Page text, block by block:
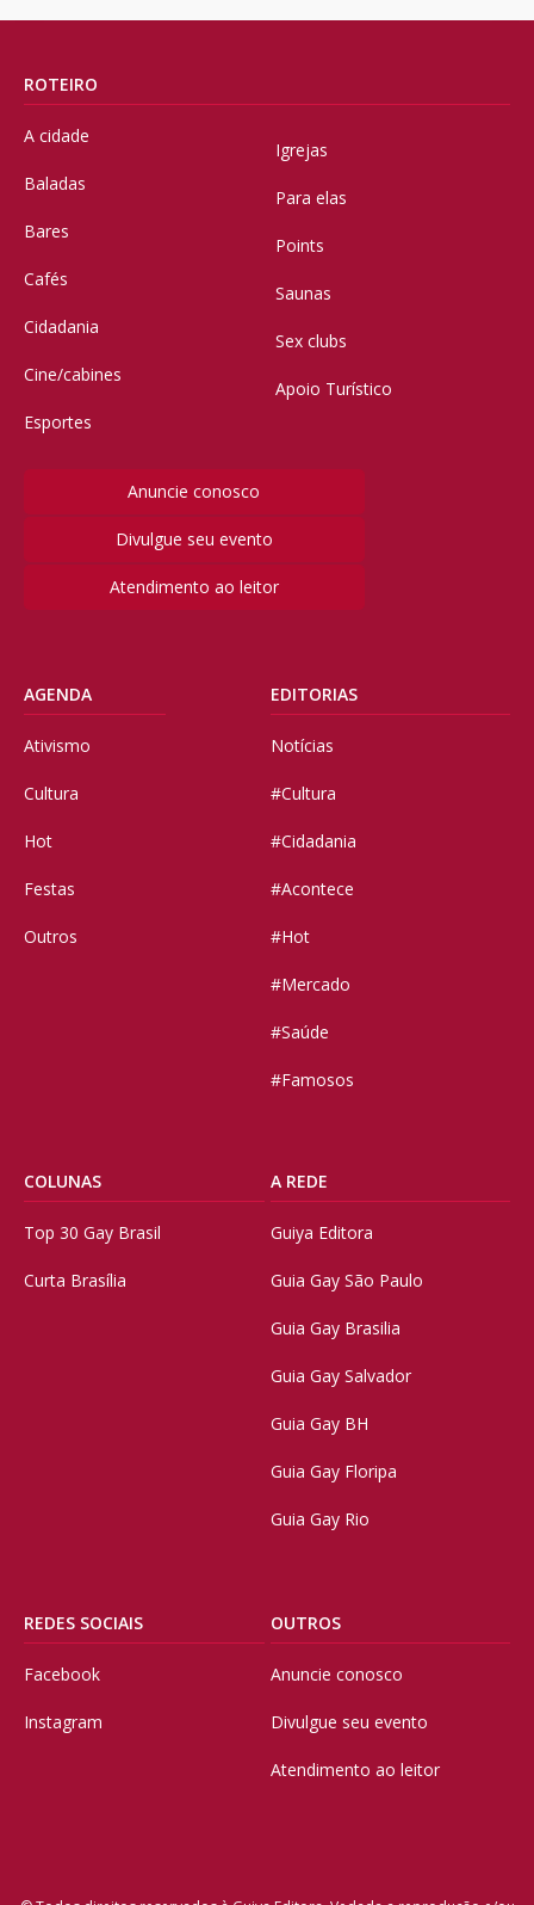
ROTEIRO
A cidade
Baladas
Bares
Cafés
Cidadania
Cine/cabines
Esportes
Igrejas
Para elas
Points
Saunas
Sex clubs
Apoio Turístico
Anuncie conosco
Divulgue seu evento
Atendimento ao leitor
AGENDA
Ativismo
Cultura
Hot
Festas
Outros
EDITORIAS
Notícias
#Cultura
#Cidadania
#Acontece
#Hot
#Mercado
#Saúde
#Famosos
COLUNAS
Top 30 Gay Brasil
Curta Brasília
A REDE
Guiya Editora
Guia Gay São Paulo
Guia Gay Brasilia
Guia Gay Salvador
Guia Gay BH
Guia Gay Floripa
Guia Gay Rio
REDES SOCIAIS
Facebook
Instagram
OUTROS
Anuncie conosco
Divulgue seu evento
Atendimento ao leitor